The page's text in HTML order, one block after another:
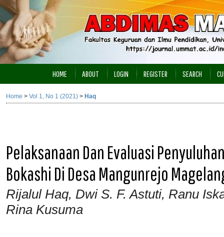
HOME ABOUT LOGIN REGISTER SEARCH
Home > Vol 1, No 1 (2021) > Haq
Pelaksanaan Dan Evaluasi
Bokashi Di Desa Mangunrejo
Rijalul Haq, Dwi S. F. Astuti, Ranu
Rina Kusuma